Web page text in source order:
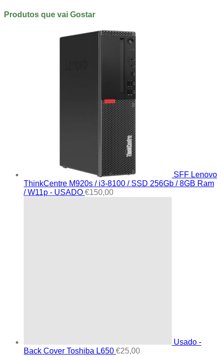
Produtos que vai Gostar
SFF Lenovo
ThinkCentre M920s / i3-8100 / SSD 256Gb / 8GB Ram
/ W11p - USADO €150,00
Usado -
Back Cover Toshiba L650 €25,00